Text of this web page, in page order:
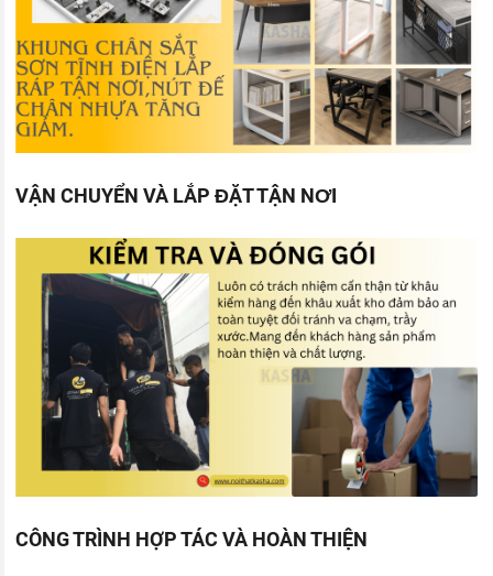
VẬN CHUYỂN VÀ LẮP ĐẶT TẬN NƠI
CÔNG TRÌNH HỢP TÁC VÀ HOÀN THIỆN